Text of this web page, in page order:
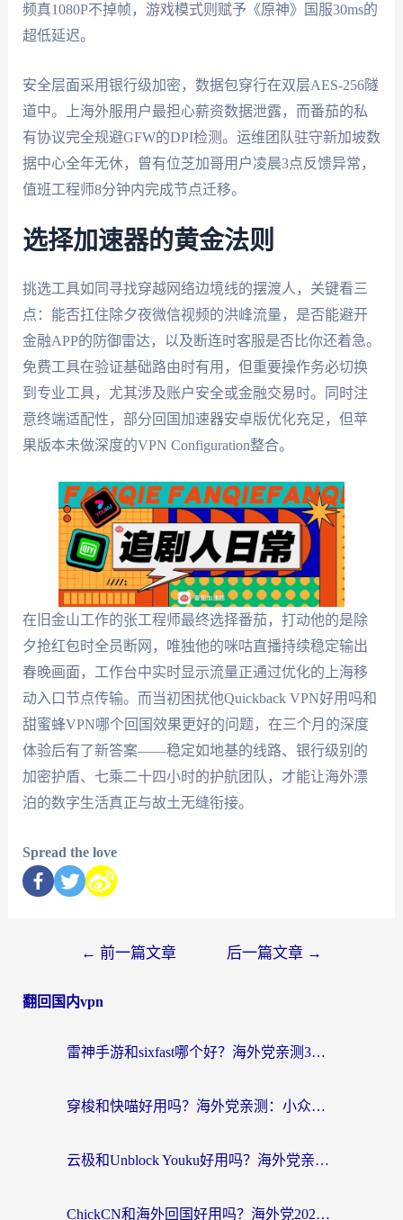
频真1080P不掉帧，游戏模式则赋予《原神》国服30ms的
超低延迟。
安全层面采用银行级加密，数据包穿行在双层AES-256隧
道中。上海外服用户最担心薪资数据泄露，而番茄的私
有协议完全规避GFW的DPI检测。运维团队驻守新加坡数
据中心全年无休，曾有位芝加哥用户凌晨3点反馈异常，
值班工程师8分钟内完成节点迁移。
选择加速器的黄金法则
挑选工具如同寻找穿越网络边境线的摆渡人，关键看三
点：能否扛住除夕夜微信视频的洪峰流量，是否能避开
金融APP的防御雷达，以及断连时客服是否比你还着急。
免费工具在验证基础路由时有用，但重要操作务必切换
到专业工具，尤其涉及账户安全或金融交易时。同时注
意终端适配性，部分回国加速器安卓版优化充足，但苹
果版本未做深度的VPN Configuration整合。
在旧金山工作的张工程师最终选择番茄，打动他的是除
夕抢红包时全员断网，唯独他的咪咕直播持续稳定输出
春晚画面，工作台中实时显示流量正通过优化的上海移
动入口节点传输。而当初困扰他Quickback VPN好用吗和
甜蜜蜂VPN哪个回国效果更好的问题，在三个月的深度
体验后有了新答案——稳定如地基的线路、银行级别的
加密护盾、七乘二十四小时的护航团队，才能让海外漂
泊的数字生活真正与故土无缝衔接。
Spread the love
← 前一篇文章 后一篇文章 →
翻回国内vpn
雷神手游和sixfast哪个好？海外党亲测3款回国加速器，教你选对不踩坑
穿梭和快喵好用吗？海外党亲测：小众加速器对比+番茄加速器深度体验
云极和Unblock Youku好用吗？海外党亲测+2026回国加速器避坑指南
ChickCN和海外回国好用吗？海外党2026亲测：从手游到影音，选对加速器的3个关键